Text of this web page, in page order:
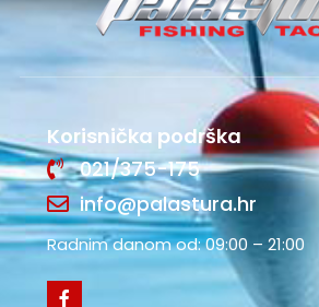
Korisnička podrška
021/375-175
info@palastura.hr
Radnim danom od: 09:00 – 21:00